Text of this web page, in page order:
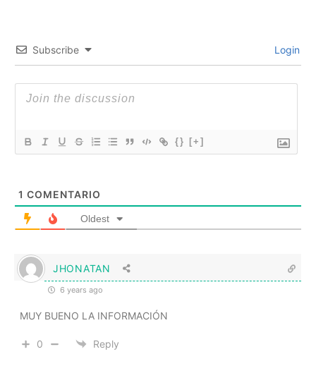
Subscribe Login
{} [+]
1 COMENTARIO
Oldest
JHONATAN
6 years ago
MUY BUENO LA INFORMACIÓN
0 Reply